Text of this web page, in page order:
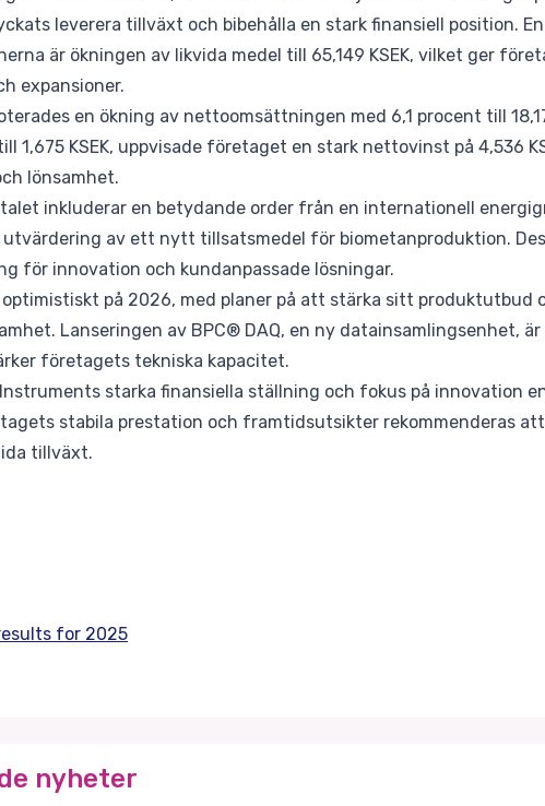
leverera tillväxt och bibehålla en stark finansiell position.
är ökningen av likvida medel till 65,149 KSEK, vilket ger
expansioner.
en ökning av nettoomsättningen med 6,1 procent till
1,675 KSEK, uppvisade företaget en stark nettovinst på 4,536
lönsamhet.
inkluderar en betydande order från en internationell
utvärdering av ett nytt tillsatsmedel för biometanproduktion.
för innovation och kundanpassade lösningar.
optimistiskt på 2026, med planer på att stärka sitt produktutbud
Lanseringen av BPC® DAQ, en ny datainsamlingsenhet,
företagets tekniska kapacitet.
starka finansiella ställning och fokus på innovation
stabila prestation och framtidsutsikter rekommenderas
tillväxt.
for 2025
nyheter